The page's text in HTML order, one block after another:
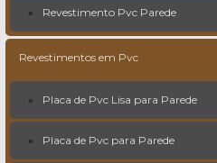
Revestimento Pvc Parede
Revestimentos em Pvc
Placa de Pvc Lisa para Parede
Placa de Pvc para Parede